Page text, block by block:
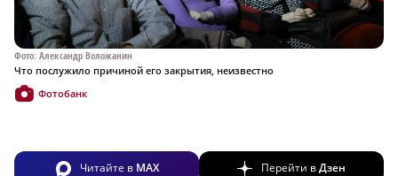
Фото: Александр Воложанин
Что послужило причиной его закрытия, неизвестно
Фотобанк
Читайте в MAX Перейти вДзен